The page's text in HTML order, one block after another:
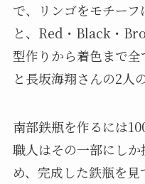
で、リンゴをモチー
と、Red・Black・
型作りから着色まで
と長坂海翔さんの2人
南部鉄瓶を作るには
職人はその一部にし
め、完成した鉄瓶を